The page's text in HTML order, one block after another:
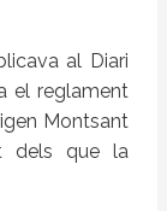
al Diari
el reglament
Montsant
dels que la